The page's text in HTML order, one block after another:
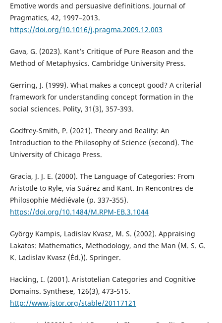
Emotive words and persuasive definitions. Journal of
Pragmatics, 42, 1997–2013.
https://doi.org/10.1016/j.pragma.2009.12.003
Gava, G. (2023). Kant’s Critique of Pure Reason and the
Method of Metaphysics. Cambridge University Press.
Gerring, J. (1999). What makes a concept good? A criterial
framework for understanding concept formation in the
social sciences. Polity, 31(3), 357‑393.
Godfrey-Smith, P. (2021). Theory and Reality: An
Introduction to the Philosophy of Science (second). The
University of Chicago Press.
Gracia, J. J. E. (2000). The Language of Categories: From
Aristotle to Ryle, via Suárez and Kant. In Rencontres de
Philosophie Médiévale (p. 337‑355).
https://doi.org/10.1484/M.RPM-EB.3.1044
György Kampis, Ladislav Kvasz, M. S. (2002). Appraising
Lakatos: Mathematics, Methodology, and the Man (M. S. G.
K. Ladislav Kvasz (Éd.)). Springer.
Hacking, I. (2001). Aristotelian Categories and Cognitive
Domains. Synthese, 126(3), 473‑515.
http://www.jstor.org/stable/20117121